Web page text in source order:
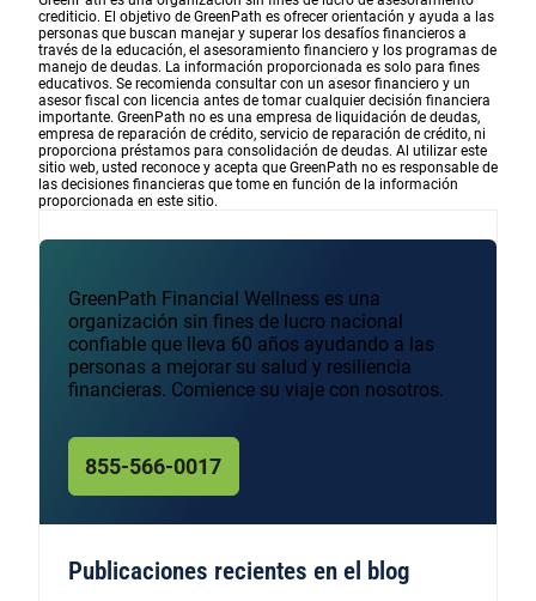
crediticio. El objetivo de GreenPath es ofrecer orientación y ayuda a las
personas que buscan manejar y superar los desafíos financieros a
través de la educación, el asesoramiento financiero y los programas de
manejo de deudas. La información proporcionada es solo para fines
educativos. Se recomienda consultar con un asesor financiero y un
asesor fiscal con licencia antes de tomar cualquier decisión financiera
importante. GreenPath no es una empresa de liquidación de deudas,
empresa de reparación de crédito, servicio de reparación de crédito, ni
proporciona préstamos para consolidación de deudas. Al utilizar este
sitio web, usted reconoce y acepta que GreenPath no es responsable de
las decisiones financieras que tome en función de la información
proporcionada en este sitio.
GreenPath Financial Wellness es una
organización sin fines de lucro nacional
confiable que lleva 60 años ayudando a las
personas a mejorar su salud y resiliencia
financieras. Comience su viaje con nosotros.
855-566-0017
Publicaciones recientes en el blog